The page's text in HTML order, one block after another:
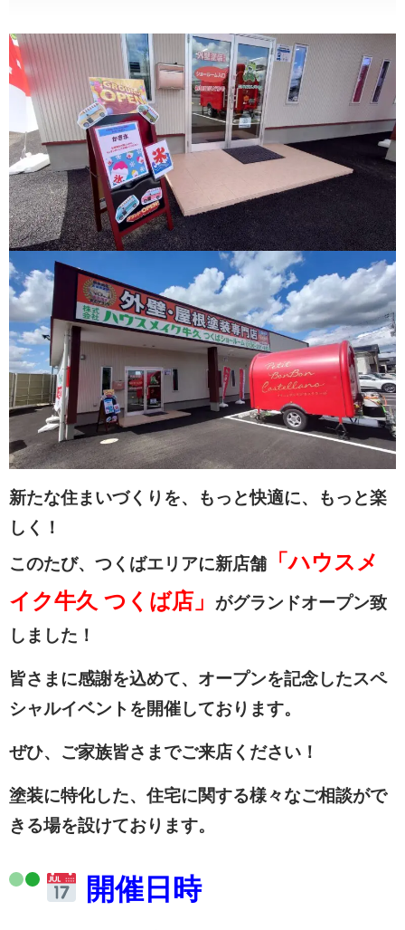
新たな住まいづくりを、もっと快適に、もっと楽
しく！
このたび、つくばエリアに新店舗
「ハウスメ
イク牛久 つくば店」
がグランドオープン致
しました！
皆さまに感謝を込めて、オープンを記念したスペ
シャルイベントを開催しております。
ぜひ、ご家族皆さまでご来店ください！
塗装に特化した、住宅に関する様々なご相談がで
きる場を設けております。
開催日時